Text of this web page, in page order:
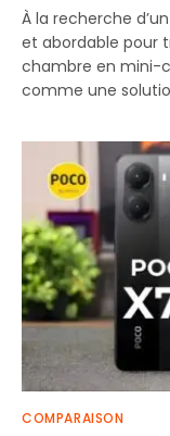
À la recherche
et abordable pour
chambre en mini-
comme une
COMPARAISON